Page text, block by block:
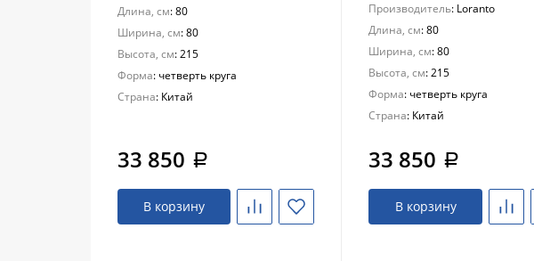
Длина, см: 80
Ширина, см: 80
Высота, см: 215
Форма: четверть круга
Страна: Китай
33 850 a
В корзину
Производитель: Loranto
Длина, см: 80
Ширина, см: 80
Высота, см: 215
Форма: четверть круга
Страна: Китай
33 850 a
В корзину